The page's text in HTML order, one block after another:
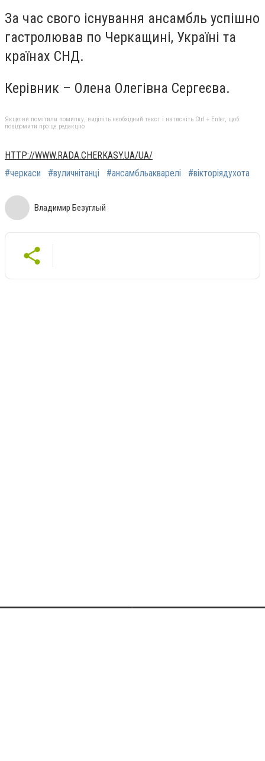
За час свого існування ансамбль успішно
гастролював по Черкащині, Україні та
країнах СНД.
Керівник – Олена Олегівна Сергеєва.
Якщо ви помітили помилку, виділіть необхідний текст і натисніть Ctrl + Enter, щоб
повідомити про це редакцію
HTTP://WWW.RADA.CHERKASY.UA/UA/
#черкаси
#вуличнітанці #ансамбльакварелі #вікторіядухота
Владимир Безуглый